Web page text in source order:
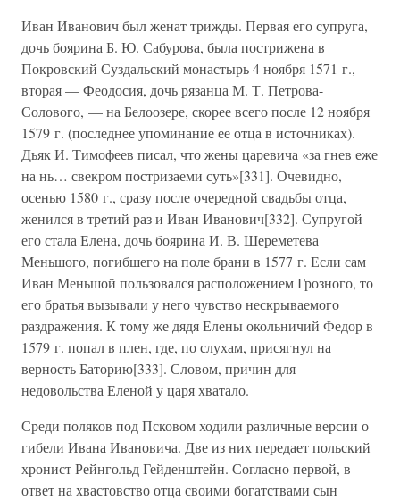
Иван Иванович был женат трижды. Первая его супруга,
дочь боярина Б. Ю. Сабурова, была пострижена в
Покровский Суздальский монастырь 4 ноября 1571 г.,
вторая — Феодосия, дочь рязанца М. Т. Петрова-
Солового, — на Белоозере, скорее всего после 12 ноября
1579 г. (последнее упоминание ее отца в источниках).
Дьяк И. Тимофеев писал, что жены царевича «за гнев еже
на нь… свекром постризаеми суть»[331]. Очевидно,
осенью 1580 г., сразу после очередной свадьбы отца,
женился в третий раз и Иван Иванович[332]. Супругой
его стала Елена, дочь боярина И. В. Шереметева
Меньшого, погибшего на поле брани в 1577 г. Если сам
Иван Меньшой пользовался расположением Грозного, то
его братья вызывали у него чувство нескрываемого
раздражения. К тому же дядя Елены окольничий Федор в
1579 г. попал в плен, где, по слухам, присягнул на
верность Баторию[333]. Словом, причин для
недовольства Еленой у царя хватало.
Среди поляков под Псковом ходили различные версии о
гибели Ивана Ивановича. Две из них передает польский
хронист Рейнгольд Гейденштейн. Согласно первой, в
ответ на хвастовство отца своими богатствами сын